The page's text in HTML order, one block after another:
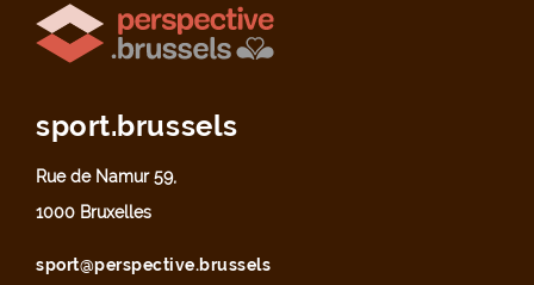
sport.brussels
Rue de Namur 59,
1000 Bruxelles
sport@perspective.brussels